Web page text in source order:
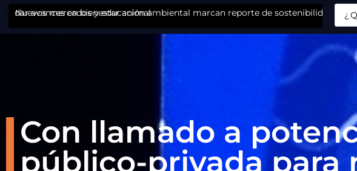
marcan reporte de sostenibilidad de Landes en Chiloé
CINCO Chile y COPAS Coastal abrirán en
Con llamado a
público-privada para